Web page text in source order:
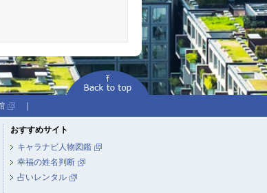
おすすめサイト
キャラナビ人物図鑑
幸福の姓名判断
占いレンタル